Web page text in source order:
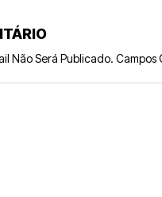
Não Será Publicado. Campos